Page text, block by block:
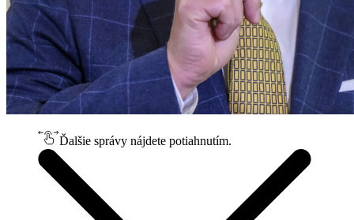
Ďalšie správy nájdete potiahnutím.